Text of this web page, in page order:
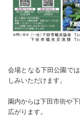
会場となる下田公園で
しみいただけます。
園内からは下田市街や
広がります。